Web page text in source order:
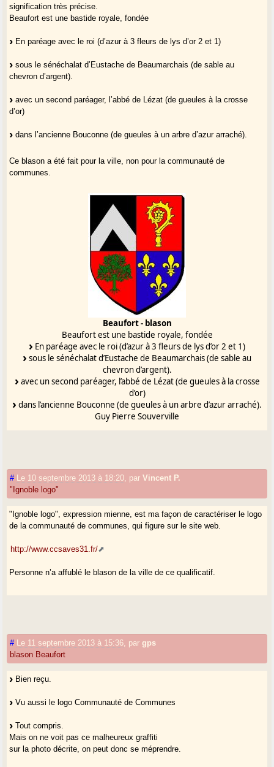
signification très précise.
Beaufort est une bastide royale, fondée
En paréage avec le roi (d’azur à 3 fleurs de lys d’or 2 et 1)
sous le sénéchalat d’Eustache de Beaumarchais (de sable au
chevron d’argent).
avec un second paréager, l’abbé de Lézat (de gueules à la crosse
d’or)
dans l’ancienne Bouconne (de gueules à un arbre d’azur arraché).
Ce blason a été fait pour la ville, non pour la communauté de
communes.
Beaufort - blason
Beaufort est une bastide royale, fondée
En paréage avec le roi (d’azur à 3 fleurs de lys d’or 2 et 1)
sous le sénéchalat d’Eustache de Beaumarchais (de sable au
chevron d’argent).
avec un second paréager, l’abbé de Lézat (de gueules à la crosse
d’or)
dans l’ancienne Bouconne (de gueules à un arbre d’azur arraché).
Guy Pierre Souverville
# Le 10 septembre 2013 à 18:20 parVincent P.
"Ignoble logo"
"Ignoble logo", expression mienne, est ma façon de caractériser le logo
de la communauté de communes, qui figure sur le site web.
http://www.ccsaves31.fr/
Personne n’a affublé le blason de la ville de ce qualificatif.
# Le 11 septembre 2013 à 15:36 pargps
blason Beaufort
Bien reçu.
Vu aussi le logo Communauté de Communes
Tout compris.
Mais on ne voit pas ce malheureux graffiti
sur la photo décrite, on peut donc se méprendre.